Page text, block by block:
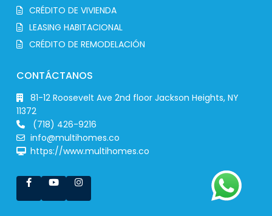
CRÉDITO DE VIVIENDA
LEASING HABITACIONAL
CRÉDITO DE REMODELACIÓN
CONTÁCTANOS
81-12 Roosevelt Ave 2nd floor Jackson Heights, NY
11372
(718) 426-9216
info@multihomes.co
https://www.multihomes.co